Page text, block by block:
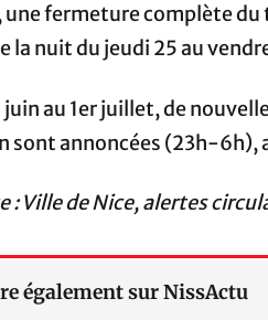
une fermeture complète
la nuit du jeudi 25 au
juin au 1er juillet, de
sont annoncées (23h-6h),
: Ville de Nice, alertes
également sur NissActu